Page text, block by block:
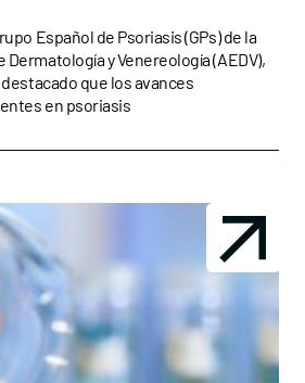
Español de Psoriasis (GPs) de la
Dermatología y Venereología (AEDV),
que los avances
en psoriasis